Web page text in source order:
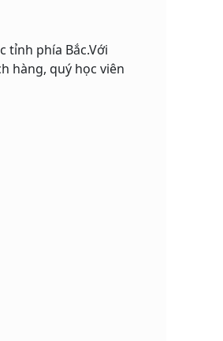
tỉnh phía Bắc.Với
hàng, quý học viên